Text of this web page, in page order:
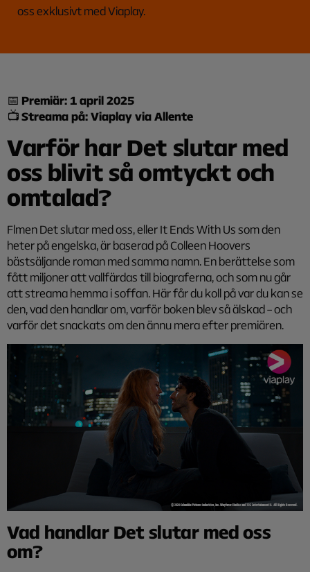
oss exklusivt med Viaplay.
📅 Premiär: 1 april 2025
📺Streama på: Viaplay via Allente
Varför har Det slutar med
oss blivit så omtyckt och
omtalad?
Flmen Det slutar med oss, eller It Ends With Us som den
heter på engelska, är baserad på Colleen Hoovers
bästsäljande romanmed samma namn. En berättelse som
fått miljoner att vallfärdas till biograferna, och som nu går
att streama hemma i soffan. Här får du koll på var du kan se
den, vad den handlar om, varför boken blev så älskad – och
varför det snackats om den ännu mera efter premiären.
Vad handlar Det slutar med oss
om?